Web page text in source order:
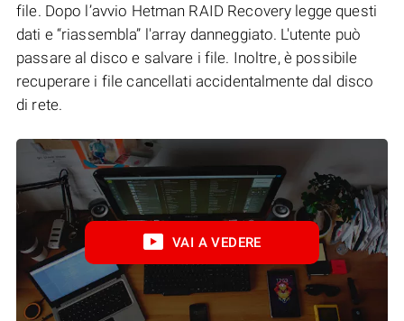
file. Dopo l’avvio Hetman RAID Recovery legge questi
dati e “riassembla” l'array danneggiato. L'utente può
passare al disco e salvare i file. Inoltre, è possibile
recuperare i file cancellati accidentalmente dal disco
di rete.
VAI A VEDERE